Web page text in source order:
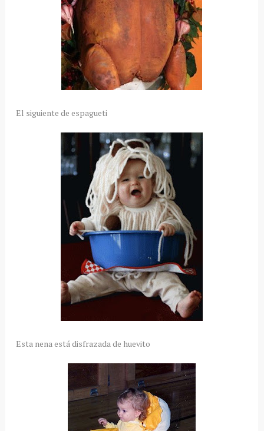
El siguiente de espagueti
Esta nena está disfrazada de huevito